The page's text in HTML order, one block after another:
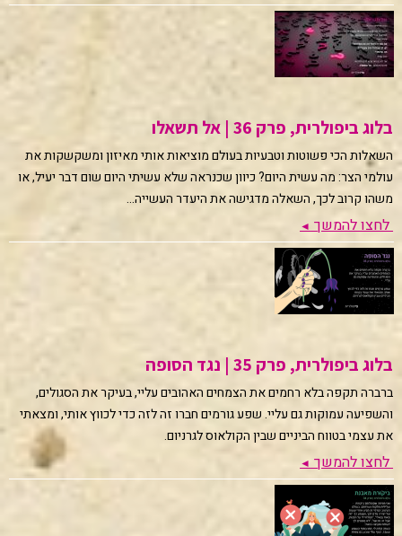
בלוג ביפולרית, פרק 36 | אל תשאלו
השאלות הכי פשוטות וטבעיות בעולם מוציאות אותי מאיזון ומשקשקות את
עולמי הצר: מה עשית היום? כיוון שכנראה שלא עשיתי היום שום דבר יעיל, או
משהו קרוב לכך, השאלה מדגישה את היעדר העשייה...
לחצו להמשך◄
בלוג ביפולרית, פרק 35 | נגד הסופה
ברברה תקפה בלא רחמים את הצמחים האהובים עליי, בעיקר את הסגולים,
והשפיעה עמוקות גם עליי. שפע גורמים חברו זה לזה כדי לכווץ אותי, ומצאתי
את עצמי בטווח הביניים שבין הקולאוס לגרניום.
לחצו להמשך◄